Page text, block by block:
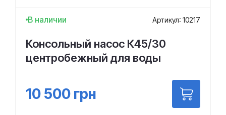
В наличии Артикул: 10217
Консольный насос К45/30
центробежный для воды
10 500 грн